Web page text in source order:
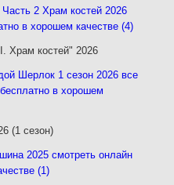
Храм костей" 2026
(1 сезон)